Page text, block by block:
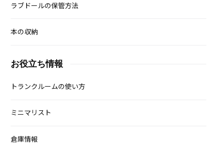
ラブドールの保管方法
本の収納
お役立ち情報
トランクルームの使い方
ミニマリスト
倉庫情報